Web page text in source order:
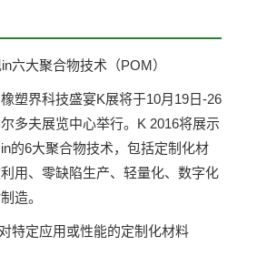
六大聚合物技术（POM）
塑界科技盛宴K展将于10月19日-26
多夫展览中心举行。K 2016将展示
的6大聚合物技术，包括定制化材
用、零缺陷生产、轻量化、数字化
造。
特定应用或性能的定制化材料